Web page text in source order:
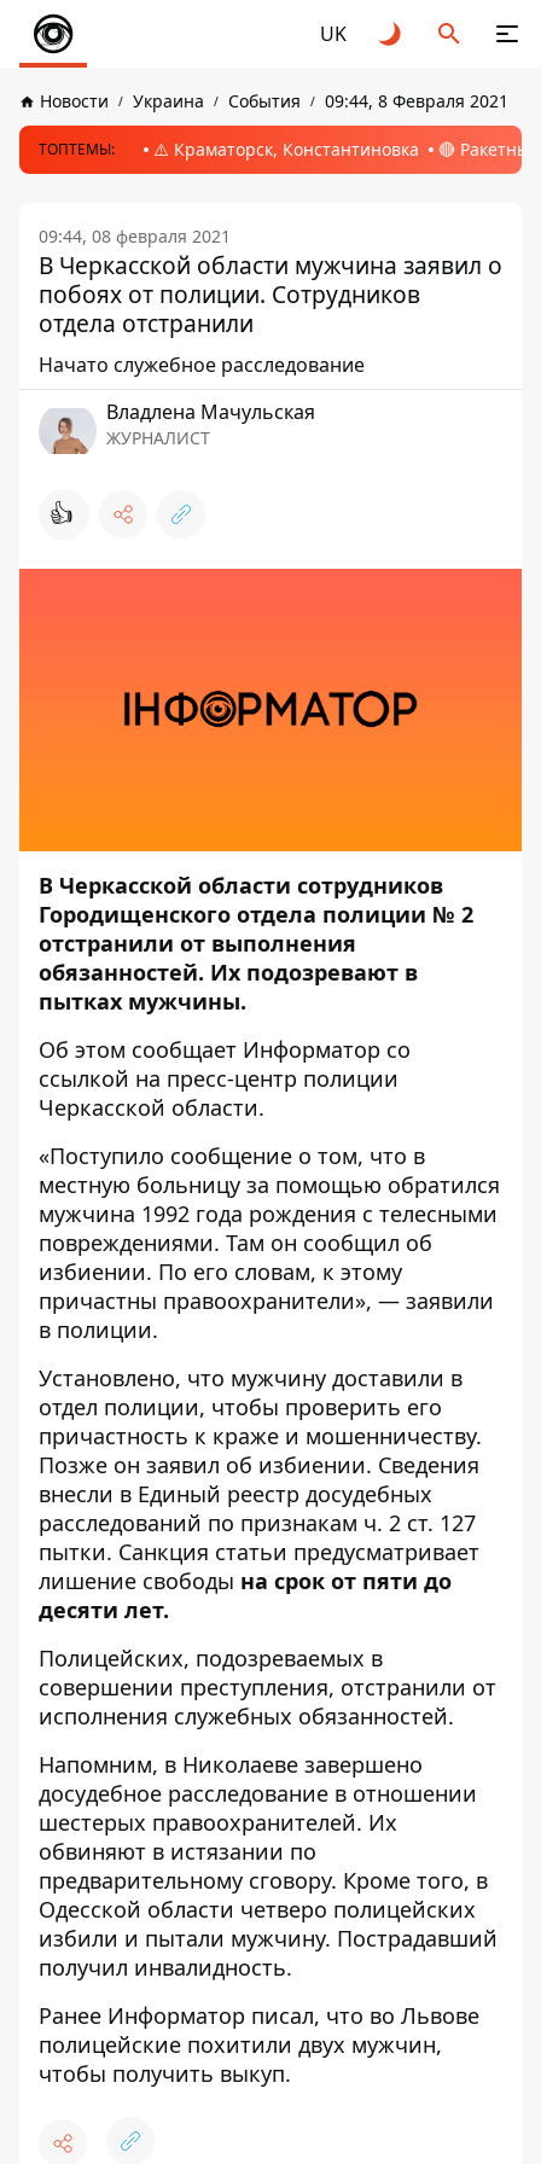
UK
Новости Украина События 09:44, 8 Февраля 2021
ТОПТЕМЫ: ⚠️ Краматорск, Константиновка 🔴
09:44, 08 февраля 2021
В Черкасской области мужчина заявил о
побоях от полиции. Сотрудников
отдела отстранили
Начато служебное расследование
Владлена Мачульская
ЖУРНАЛИСТ
👍
В Черкасской области сотрудников
Городищенского отдела полиции № 2
отстранили от выполнения
обязанностей. Их подозревают в
пытках мужчины.
Об этом сообщает Информатор со
ссылкой на пресс-центр полиции
Черкасской области.
«Поступило сообщение о том, что в
местную больницу за помощью обратился
мужчина 1992 года рождения с телесными
повреждениями. Там он сообщил об
избиении. По его словам, к этому
причастны правоохранители», — заявили
в полиции.
Установлено, что мужчину доставили в
отдел полиции, чтобы проверить его
причастность к краже и мошенничеству.
Позже он заявил об избиении. Сведения
внесли в Единый реестр досудебных
расследований по признакам ч. 2 ст. 127
пытки. Санкция статьи предусматривает
лишение свободы на срок от пяти до
десяти лет.
Полицейских, подозреваемых в
совершении преступления, отстранили от
исполнения служебных обязанностей.
Напомним, в Николаеве завершено
досудебное расследование в отношении
шестерых правоохранителей. Их
обвиняют в истязании по
предварительному сговору. Кроме того, в
Одесской области четверо полицейских
избили и пытали мужчину. Пострадавший
получил инвалидность.
Ранее Информатор писал, что во Львове
полицейские похитили двух мужчин,
чтобы получить выкуп.